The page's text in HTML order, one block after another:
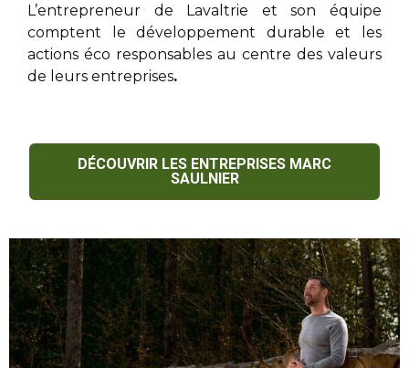
L’entrepreneur de Lavaltrie et son équipe
comptent le développement durable et les
actions éco responsables au centre des valeurs
de leurs entreprises.
DÉCOUVRIR LES ENTREPRISES MARC
SAULNIER